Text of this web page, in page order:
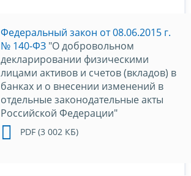
Федеральный закон от 08.06.2015 г.
№ 140-ФЗ "О добровольном
декларировании физическими
лицами активов и счетов (вкладов) в
банках и о внесении изменений в
отдельные законодательные акты
Российской Федерации"
PDF (3 002 КБ)